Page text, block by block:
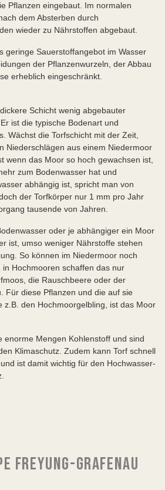
Pflanzen eingebaut. Im normalen
dem Absterben durch
wieder zu Nährstoffen abgebaut.
geringe Sauerstoffangebot im Wasser
der Pflanzenwurzeln, der Abbau
erheblich eingeschränkt.
Schicht wenig abgebauter
ist die typische Bodenart und
Wächst die Torfschicht mit der Zeit,
Niederschlägen aus einem Niedermoor
wenn das Moor so hoch gewachsen ist,
zum Bodenwasser hat und
abhängig ist, spricht man von
der Torfkörper nur 1 mm pro Jahr
tausende von Jahren.
oder je abhängiger ein Moor
ist, umso weniger Nährstoffe stehen
So können im Niedermoor noch
Hochmooren schaffen das nur
die Rauschbeere oder der
Für diese Pflanzen und die auf sie
z.B. den Hochmoorgelbling, ist das Moor
enorme Mengen Kohlenstoff und sind
Klimaschutz. Zudem kann Torf schnell
ist damit wichtig für den Hochwasser-
FREYUNG-GRAFENAU